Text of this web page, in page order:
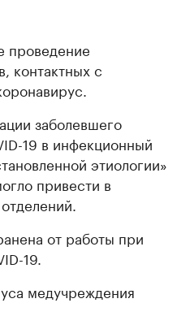
проведение
контактных с
заболевшего
19 в инфекционный
этиологии»
привести в
от работы при
19.
медучреждения